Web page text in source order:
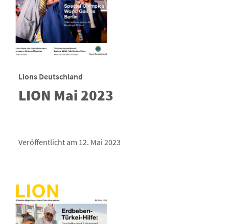
Lions Deutschland
LION Mai 2023
Veröffentlicht am 12. Mai 2023